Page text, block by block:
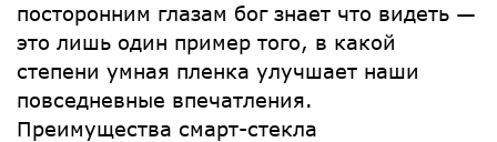
посторонним глазам бог знает что видеть —
это лишь один пример того, в какой
степени умная пленка улучшает наши
повседневные впечатления.
Преимущества смарт-стекла